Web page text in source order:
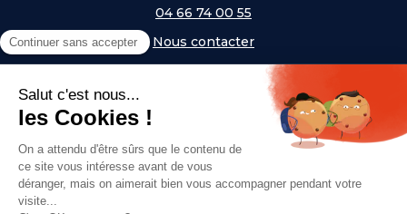
04 66 74 00 55
Nous contacter
NOS UNIVERS